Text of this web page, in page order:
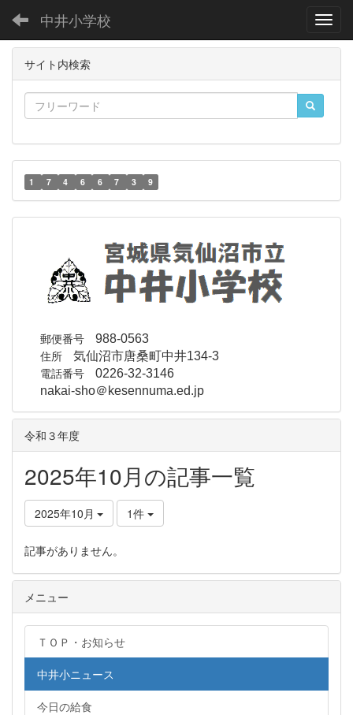
中井小学校
サイト内検索
1 7 4 6 6 7 3 9
郵便番号 988-0563
住所 気仙沼市唐桑町中井134-3
電話番号 0226-32-3146
nakai-sho＠kesennuma.ed.jp
令和３年度
2025年10月の記事一覧
2025年10月 1件
記事がありません。
メニュー
ＴＯＰ・お知らせ
中井小ニュース
今日の給食